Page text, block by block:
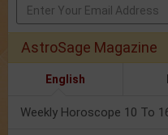
AstroSage Magazine
English